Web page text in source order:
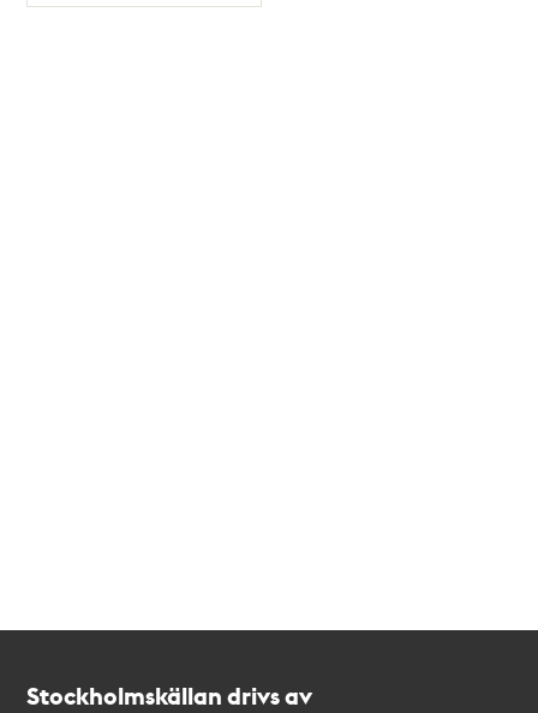
Stockholmskällan drivs av